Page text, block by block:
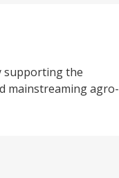
supporting the
mainstreaming agro-